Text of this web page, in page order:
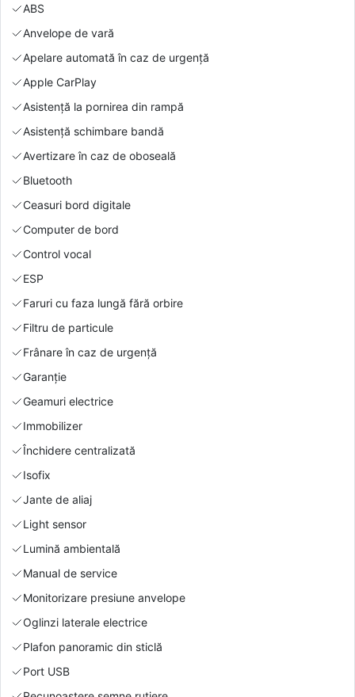
ABS
Anvelope de vară
Apelare automată în caz de urgență
Apple CarPlay
Asistență la pornirea din rampă
Asistență schimbare bandă
Avertizare în caz de oboseală
Bluetooth
Ceasuri bord digitale
Computer de bord
Control vocal
ESP
Faruri cu faza lungă fără orbire
Filtru de particule
Frânare în caz de urgență
Garanție
Geamuri electrice
Immobilizer
Închidere centralizată
Isofix
Jante de aliaj
Light sensor
Lumină ambientală
Manual de service
Monitorizare presiune anvelope
Oglinzi laterale electrice
Plafon panoramic din sticlă
Port USB